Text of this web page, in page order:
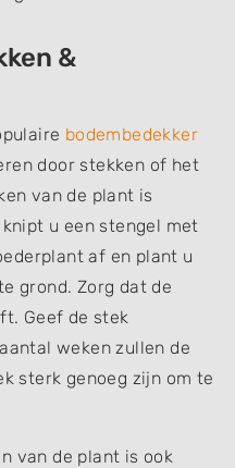
&
bodembedekker
door stekken of het
van de plant is
u een stengel met
af en plant u
grond. Zorg dat de
Geef de stek
weken zullen de
sterk genoeg zijn om te
van de plant is ook